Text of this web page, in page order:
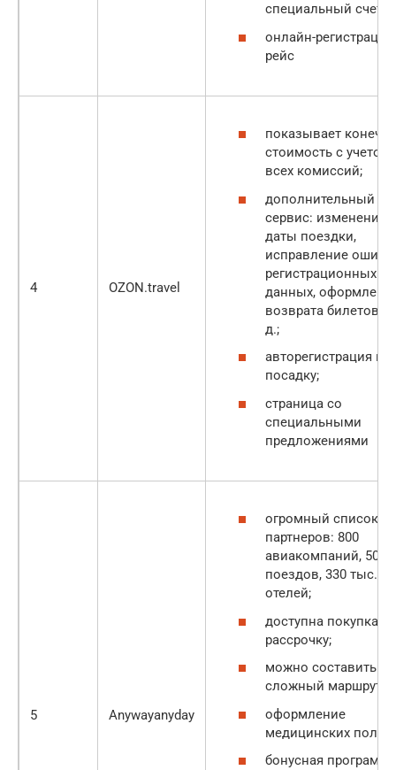
специальный счет;
онлайн-
рейс
4 OZON.travel
показывает
стоимость с учетом
всех комиссий;
дополнительный
сервис: изменение
даты поездки,
исправление
регистрационных
данных,
возврата билетов и
д.;
авторегистрация на
посадку;
страница со
специальными
предложениями
5 Anywayanyday
огромный список
партнеров: 800
авиакомпаний, 500
поездов, 330 тыс.
отелей;
доступна покупка в
рассрочку;
можно составить
сложный маршрут;
оформление
медицинских
бонусная